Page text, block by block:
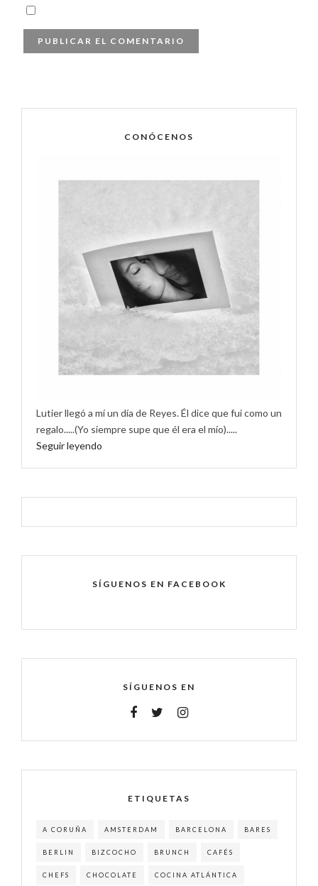
CONÓCENOS
Lutier llegó a mí un día de Reyes. Él dice que fui como un
regalo.....(Yo siempre supe que él era el mío).....
Seguir leyendo
SÍGUENOS EN FACEBOOK
SÍGUENOS EN
ETIQUETAS
A CORUÑA AMSTERDAM BARCELONA BARES
BERLIN BIZCOCHO BRUNCH CAFÉS
CHEFS CHOCOLATE COCINA ATLÁNTICA